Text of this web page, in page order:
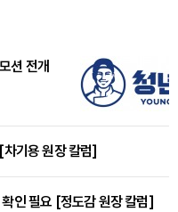
션 전개
기용 원장 칼럼]
인 필요 [정도감 원장 칼럼]